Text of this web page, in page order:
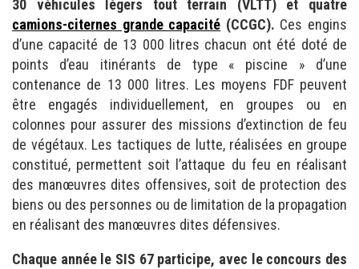
30 véhicules légers tout terrain (VLTT) et quatre
camions-citernes grande capacité (CCGC). Ces engins
d’une capacité de 13 000 litres chacun ont été doté de
points d’eau itinérants de type « piscine » d’une
contenance de 13 000 litres. Les moyens FDF peuvent
être engagés individuellement, en groupes ou en
colonnes pour assurer des missions d’extinction de feu
de végétaux. Les tactiques de lutte, réalisées en groupe
constitué, permettent soit l’attaque du feu en réalisant
des manœuvres dites offensives, soit de protection des
biens ou des personnes ou de limitation de la propagation
en réalisant des manœuvres dites défensives.
Chaque année le SIS 67 participe, avec le concours des